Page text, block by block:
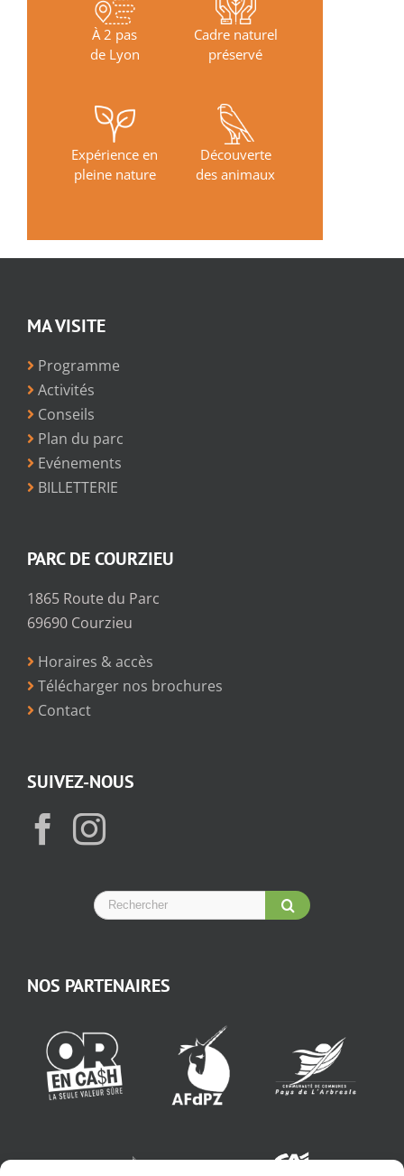
À 2 pas
de Lyon
Cadre naturel
préservé
Expérience en
pleine nature
Découverte
des animaux
MA VISITE
Programme
Activités
Conseils
Plan du parc
Evénements
BILLETTERIE
PARC DE COURZIEU
1865 Route du Parc
69690 Courzieu
Horaires & accès
Télécharger nos brochures
Contact
SUIVEZ-NOUS
NOS PARTENAIRES